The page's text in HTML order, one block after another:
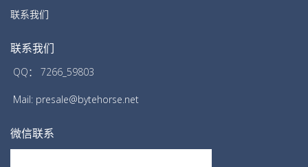
联系我们
联系我们
QQ： 7266_59803
Mail: presale@bytehorse.net
微信联系